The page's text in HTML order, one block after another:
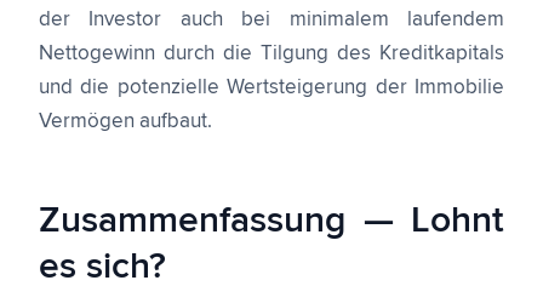
der Investor auch bei minimalem laufendem
Nettogewinn durch die Tilgung des Kreditkapitals
und die potenzielle Wertsteigerung der Immobilie
Vermögen aufbaut.
Zusammenfassung — Lohnt
es sich?